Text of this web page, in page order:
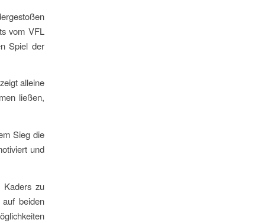
vom VFL
Spiel der
alleine
ließen,
Sieg die
und
Kaders zu
beiden